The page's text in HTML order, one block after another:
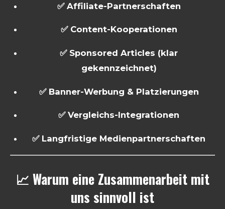
✅ Affiliate-Partnerschaften
✅ Content-Kooperationen
✅ Sponsored Articles (klar
gekennzeichnet)
✅ Banner-Werbung & Platzierungen
✅ Vergleichs-Integrationen
✅ Langfristige Medienpartnerschaften
📈 Warum eine Zusammenarbeit mit
uns sinnvoll ist